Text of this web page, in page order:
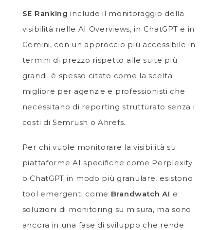
SE Ranking include il monitoraggio della
visibilità nelle AI Overviews, in ChatGPT e in
Gemini, con un approccio più accessibile in
termini di prezzo rispetto alle suite più
grandi: è spesso citato come la scelta
migliore per agenzie e professionisti che
necessitano di reporting strutturato senza i
costi di Semrush o Ahrefs.
Per chi vuole monitorare la visibilità su
piattaforme AI specifiche come Perplexity
o ChatGPT in modo più granulare, esistono
tool emergenti come Brandwatch AI e
soluzioni di monitoring su misura, ma sono
ancora in una fase di sviluppo che rende